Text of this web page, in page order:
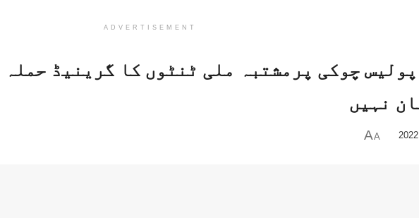
ADVERTISEMENT
چوکی پرمشتبہ ملی ٹنٹوں کا گرینیڈ حملہ
نہیں
A
A